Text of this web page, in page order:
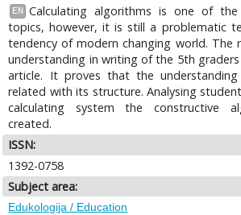
EN
Calculating algorithms is one of
topics, however, it is still a problematic
tendency of modern changing world. The
understanding in writing of the 5th
article. It proves that the
related with its structure. Analysing
calculating system the constructive
created.
ISSN:
1392-0758
Subject area:
Edukologija / Education